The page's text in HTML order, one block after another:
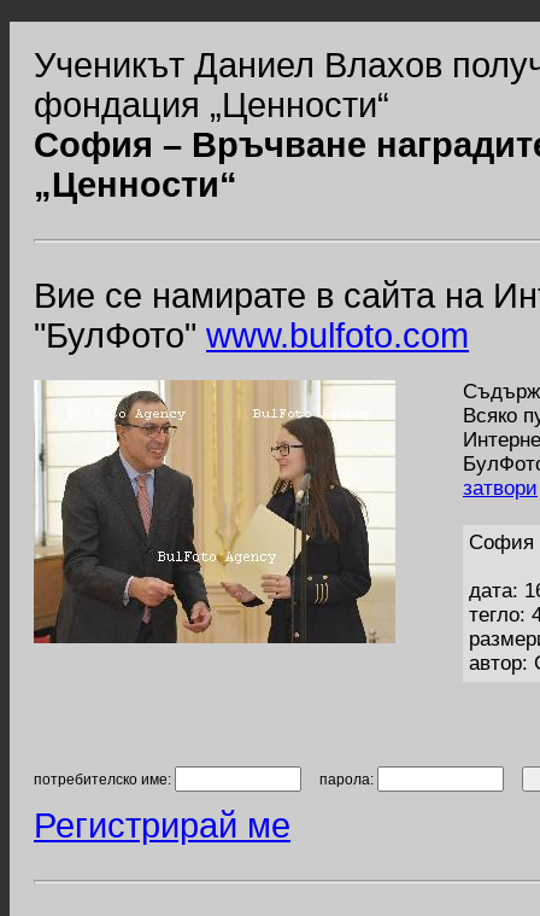
Ученикът Даниел Влахов
фондация „Ценности“
София – Връчване
„Ценности“
Вие се намирате в сайта на
"БулФото" www.bulfoto.com
Всяко
затвори
София
дата:
тегло:
автор:
потребителско име: парола:
Регистрирай ме